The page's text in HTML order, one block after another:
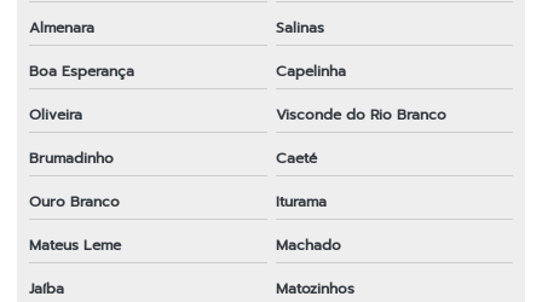
Almenara
Salinas
Boa Esperança
Capelinha
Oliveira
Visconde do Rio Branco
Brumadinho
Caeté
Ouro Branco
Iturama
Mateus Leme
Machado
Jaíba
Matozinhos